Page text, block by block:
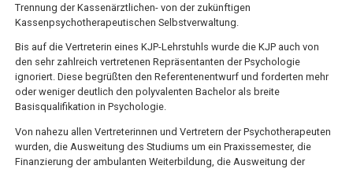
Trennung der Kassenärztlichen- von der zukünftigen
Kassenpsychotherapeutischen Selbstverwaltung.
Bis auf die Vertreterin eines KJP-Lehrstuhls wurde die KJP auch von
den sehr zahlreich vertretenen Repräsentanten der Psychologie
ignoriert. Diese begrüßten den Referentenentwurf und forderten mehr
oder weniger deutlich den polyvalenten Bachelor als breite
Basisqualifikation in Psychologie.
Von nahezu allen Vertreterinnen und Vertretern der Psychotherapeuten
wurden, die Ausweitung des Studiums um ein Praxissemester, die
Finanzierung der ambulanten Weiterbildung, die Ausweitung der